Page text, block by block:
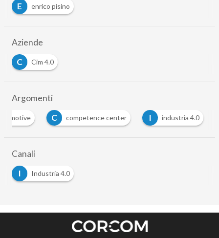
E
enrico pisino
Aziende
C
Cim 4.0
Argomenti
C competence center I industria 4.0
Canali
I
Industria 4.0